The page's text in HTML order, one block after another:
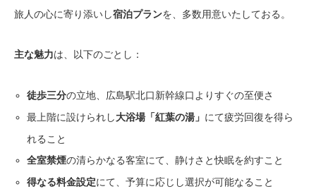
旅人の心に寄り添いし宿泊プランを、多数用意いたしておる。
主な魅力は、以下のごとし：
徒歩三分の立地、広島駅北口新幹線口よりすぐの至便さ
最上階に設けられし 大浴場「紅葉の湯」 にて疲労回復を得ら
れること
全室禁煙の清らかなる客室にて、静けさと快眠を約すこと
得なる料金設定にて、予算に応じし選択が可能なること